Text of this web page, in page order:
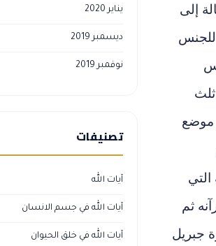
إلى
للجنس
ثلث
موضع
التي
ثم
جبريل
يناير 2020
ديسمبر 2019
نوفمبر 2019
تصنيفات
آيات الله
آيات الله في جسم الانسان
آيات الله في خلق الحيوان